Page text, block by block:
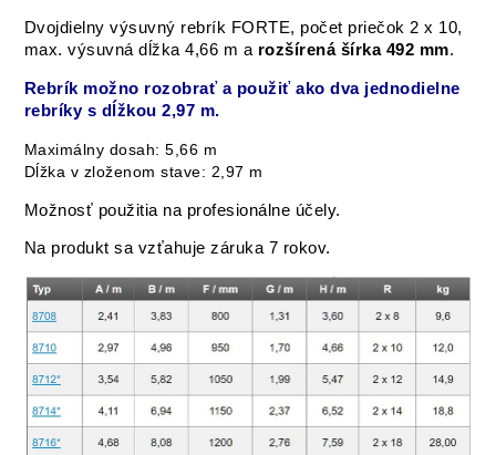
Dvojdielny výsuvný rebrík FORTE, počet priečok 2 x 10,
max. výsuvná dĺžka 4,66 m a rozšírená šírka 492 mm.
Rebrík možno rozobrať a použiť ako dva jednodielne
rebríky s dĺžkou 2,97 m.
Maximálny dosah: 5,66 m
Dĺžka v zloženom stave: 2,97 m
Možnosť použitia na profesionálne účely.
Na produkt sa vzťahuje záruka 7 rokov.